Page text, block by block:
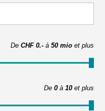
De CHF 0.- à 50 mio et plus
De 0 à 10 et plus